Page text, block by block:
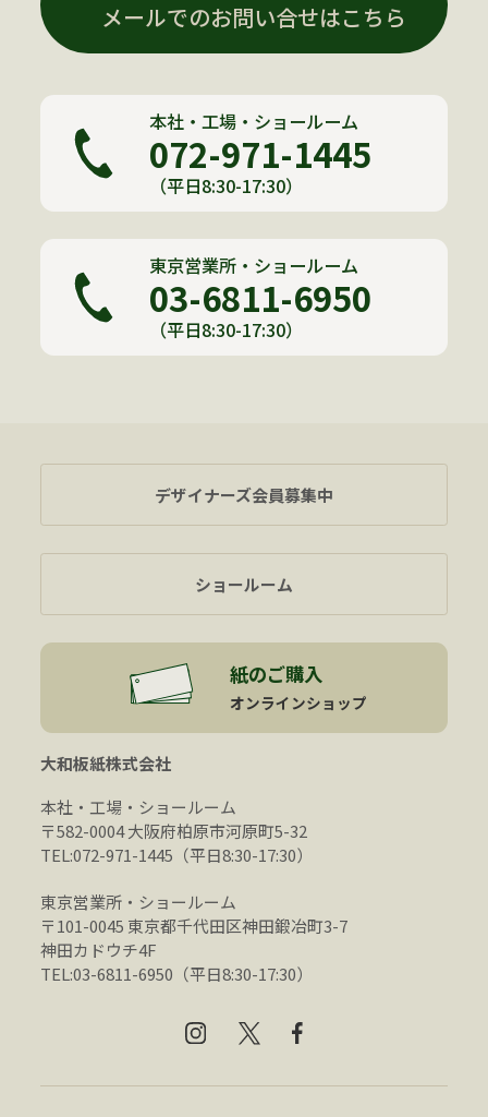
メールでのお問い合せはこちら
本社・工場・ショールーム
072-971-1445
（平日8:30-17:30）
東京営業所・ショールーム
03-6811-6950
（平日8:30-17:30）
大和板紙株式会社
本社・工場・ショールーム
〒582-0004 大阪府柏原市河原町5-32
TEL:072-971-1445（平日8:30-17:30）
東京営業所・ショールーム
〒101-0045 東京都千代田区神田鍛冶町3-7
神田カドウチ4F
TEL:03-6811-6950（平日8:30-17:30）
デザイナーズ会員募集中
ショールーム
紙のご購入
オンラインショップ